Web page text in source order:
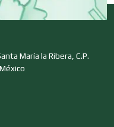
María la Ribera, C.P.